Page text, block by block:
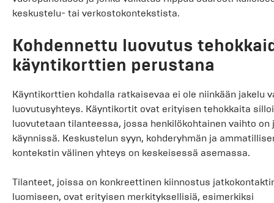
keskustelu- tai verkostokontekstista.
Kohdennettu luovutus
käyntikorttien perustana
Käyntikorttien kohdalla ratkaisevaa ei ole niinkään jakelu
luovutusyhteys. Käyntikortit ovat erityisen tehokkaita
luovutetaan tilanteessa, jossa henkilökohtainen vaihto on
käynnissä. Keskustelun syyn, kohderyhmän ja
kontekstin välinen yhteys on keskeisessä asemassa.
Tilanteet, joissa on konkreettinen kiinnostus
luomiseen, ovat erityisen merkityksellisiä, esimerkiksi